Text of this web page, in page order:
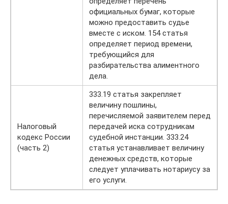
официальных бумаг, которые
можно предоставить судье
вместе с иском. 154 статья
определяет период времени,
требующийся для
разбирательства алиментного
дела.
Налоговый
кодекс России
(часть 2)
333.19 статья закрепляет
величину пошлины,
перечисляемой заявителем перед
передачей иска сотрудникам
судебной инстанции. 333.24
статья устанавливает величину
денежных средств, которые
следует уплачивать нотариусу за
его услуги.